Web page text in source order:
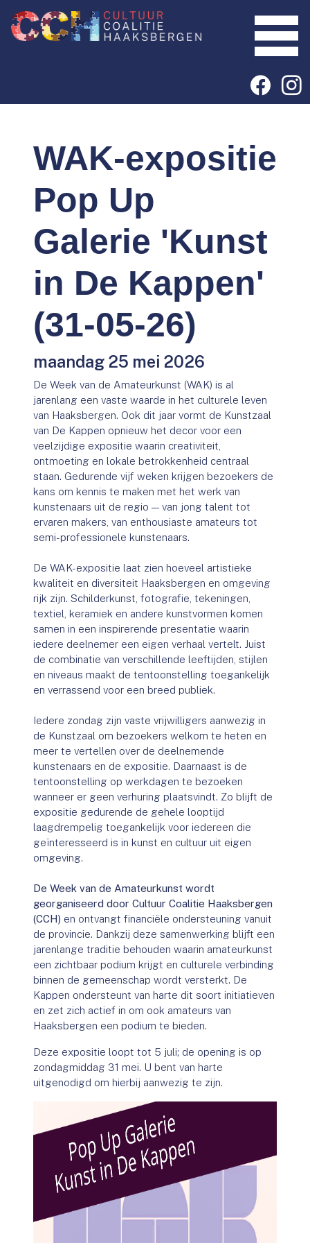
WAK-expositie
Pop Up
Galerie 'Kunst
in De Kappen'
(31-05-26)
maandag 25 mei 2026
De Week van de Amateurkunst (WAK) is al
jarenlang een vaste waarde in het culturele leven
van Haaksbergen. Ook dit jaar vormt de Kunstzaal
van De Kappen opnieuw het decor voor een
veelzijdige expositie waarin creativiteit,
ontmoeting en lokale betrokkenheid centraal
staan. Gedurende vijf weken krijgen bezoekers de
kans om kennis te maken met het werk van
kunstenaars uit de regio — van jong talent tot
ervaren makers, van enthousiaste amateurs tot
semi-professionele kunstenaars.
De WAK-expositie laat zien hoeveel artistieke
kwaliteit en diversiteit Haaksbergen en omgeving
rijk zijn. Schilderkunst, fotografie, tekeningen,
textiel, keramiek en andere kunstvormen komen
samen in een inspirerende presentatie waarin
iedere deelnemer een eigen verhaal vertelt. Juist
de combinatie van verschillende leeftijden, stijlen
en niveaus maakt de tentoonstelling toegankelijk
en verrassend voor een breed publiek.
Iedere zondag zijn vaste vrijwilligers aanwezig in
de Kunstzaal om bezoekers welkom te heten en
meer te vertellen over de deelnemende
kunstenaars en de expositie. Daarnaast is de
tentoonstelling op werkdagen te bezoeken
wanneer er geen verhuring plaatsvindt. Zo blijft de
expositie gedurende de gehele looptijd
laagdrempelig toegankelijk voor iedereen die
geïnteresseerd is in kunst en cultuur uit eigen
omgeving.
De Week van de Amateurkunst wordt
georganiseerd door Cultuur Coalitie Haaksbergen
(CCH) en ontvangt financiële ondersteuning vanuit
de provincie. Dankzij deze samenwerking blijft een
jarenlange traditie behouden waarin amateurkunst
een zichtbaar podium krijgt en culturele verbinding
binnen de gemeenschap wordt versterkt. De
Kappen ondersteunt van harte dit soort initiatieven
en zet zich actief in om ook amateurs van
Haaksbergen een podium te bieden.
Deze expositie loopt tot 5 juli; de opening is op
zondagmiddag 31 mei. U bent van harte
uitgenodigd om hierbij aanwezig te zijn.